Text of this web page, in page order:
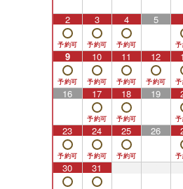
2 3 4 5
9 10 11 12
16 17 18 19
23 24 25 26
30 31